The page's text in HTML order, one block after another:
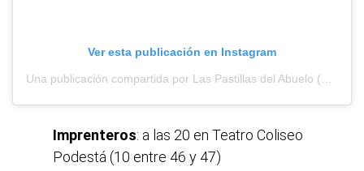
Ver esta publicación en Instagram
Imprenteros: a las 20 en Teatro Coliseo
Podestá (10 entre 46 y 47)